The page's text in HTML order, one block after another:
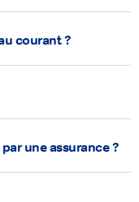
courant ?
une assurance ?